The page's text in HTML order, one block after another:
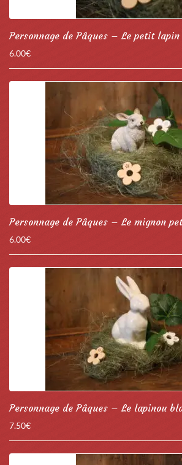
Personnage de Pâques – Le petit
6.00€
Personnage de Pâques – Le mignon
6.00€
Personnage de Pâques – Le lapinou
7.50€